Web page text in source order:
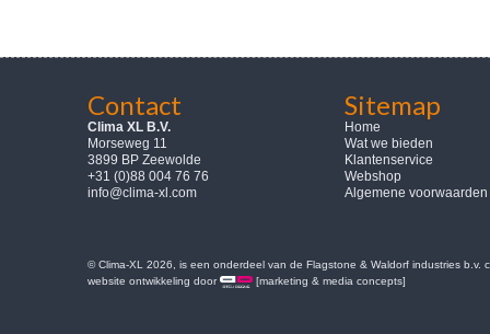
Contact
Clima XL B.V.
Morseweg 11
3899 BP Zeewolde
+31 (0)88 004 76 76
info@clima-xl.com
Sitemap
Home
Wat we bieden
Klantenservice
Webshop
Algemene voorwaarden
© Clima-XL 2026, is een onderdeel van de Flagstone & Waldorf industries b.v.
website ontwikkeling door
[marketing & media concepts]